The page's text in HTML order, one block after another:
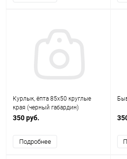
Курлык, ёпта 85х50 круглые
края (черный габардин)
350 руб.
Подробнее